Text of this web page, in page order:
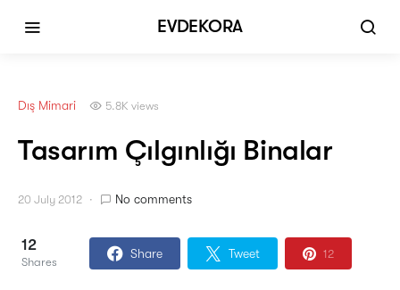
EVDEKORA
Dış Mimari 5.8K views
Tasarım Çılgınlığı Binalar
20 July 2012 No comments
12
Shares
Share Tweet 12